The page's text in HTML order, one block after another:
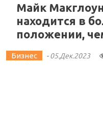
Майк
находится в
положении,
Бизнес -05.Дек.2023